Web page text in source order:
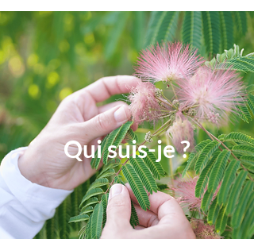
Qui suis-je ?